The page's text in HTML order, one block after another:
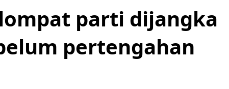
parti dijangka
pertengahan